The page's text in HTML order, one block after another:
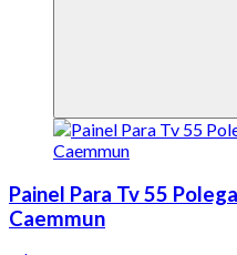
Painel Para Tv 55
Caemmun